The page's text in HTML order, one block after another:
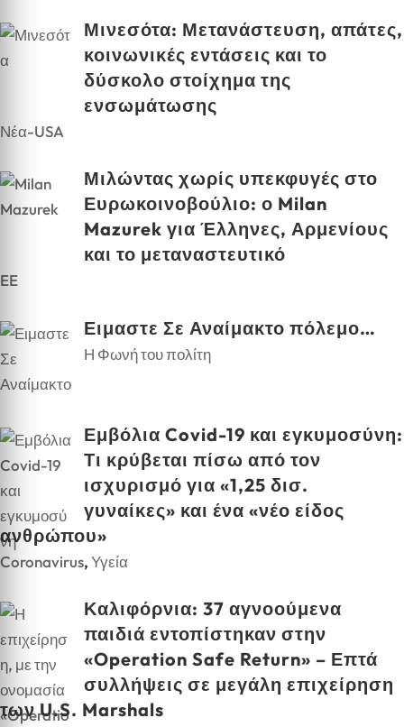
Μινεσότα: Μετανάστευση, απάτες,
κοινωνικές εντάσεις και το
δύσκολο στοίχημα της
ενσωμάτωσης
Νέα-USA
Μιλώντας χωρίς υπεκφυγές στο
Ευρωκοινοβούλιο: ο Milan
Mazurek για Έλληνες, Αρμενίους
και το μεταναστευτικό
EE
Ειμαστε Σε Αναίμακτο πόλεμο…
Η Φωνή του πολίτη
Εμβόλια Covid-19 και εγκυμοσύνη:
Τι κρύβεται πίσω από τον
ισχυρισμό για «1,25 δισ.
γυναίκες» και ένα «νέο είδος
ανθρώπου»
Coronavirus,Υγεία
Καλιφόρνια: 37 αγνοούμενα
παιδιά εντοπίστηκαν στην
«Operation Safe Return» – Επτά
συλλήψεις σε μεγάλη επιχείρηση
των U.S. Marshals